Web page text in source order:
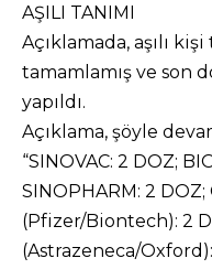
AŞILI TANIMI
Açıklamada, aşılı kişi
tamamlamış ve son
yapıldı.
Açıklama, şöyle
“SINOVAC: 2 DOZ;
SINOPHARM: 2 DOZ;
(Pfizer/Biontech): 2
(Astrazeneca/